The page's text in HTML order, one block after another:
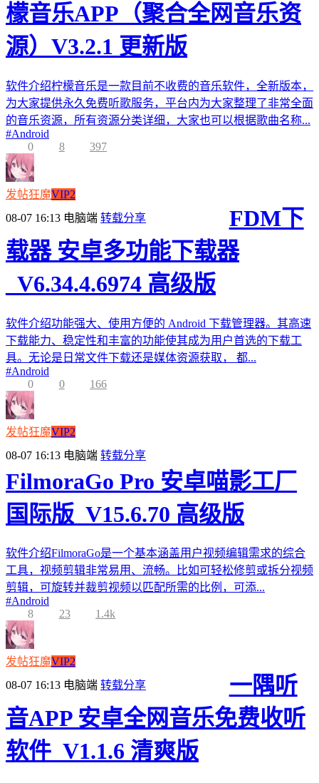
檬音乐APP（聚合全网音乐资
源）V3.2.1 更新版
软件介绍柠檬音乐是一款目前不收费的音乐软件，全新版本，
为大家提供永久免费听歌服务，平台内为大家整理了非常全面
的音乐资源，所有资源分类详细，大家也可以根据歌曲名称...
#Android
0
8 397
发帖狂魔VIP2
08-07 16:13 电脑端 转载分享
FDM下
载器 安卓多功能下载器
_V6.34.4.6974 高级版
软件介绍功能强大、使用方便的 Android 下载管理器。其高速
下载能力、稳定性和丰富的功能使其成为用户首选的下载工
具。无论是日常文件下载还是媒体资源获取， 都...
#Android
0
0 166
发帖狂魔VIP2
08-07 16:13 电脑端 转载分享
FilmoraGo Pro 安卓喵影工厂
国际版_V15.6.70 高级版
软件介绍FilmoraGo是一个基本涵盖用户视频编辑需求的综合
工具，视频剪辑非常易用、流畅。比如可轻松修剪或拆分视频
剪辑，可旋转并裁剪视频以匹配所需的比例，可添...
#Android
8
23 1.4k
发帖狂魔VIP2
08-07 16:13 电脑端 转载分享
一隅听
音APP 安卓全网音乐免费收听
软件_V1.1.6 清爽版